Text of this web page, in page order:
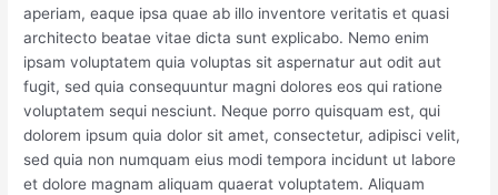
aperiam, eaque ipsa quae ab illo inventore veritatis et quasi
architecto beatae vitae dicta sunt explicabo. Nemo enim
ipsam voluptatem quia voluptas sit aspernatur aut odit aut
fugit, sed quia consequuntur magni dolores eos qui ratione
voluptatem sequi nesciunt. Neque porro quisquam est, qui
dolorem ipsum quia dolor sit amet, consectetur, adipisci velit,
sed quia non numquam eius modi tempora incidunt ut labore
et dolore magnam aliquam quaerat voluptatem. Aliquam